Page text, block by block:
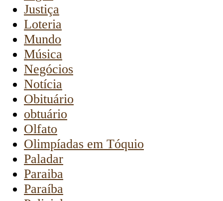
Justiça
Loteria
Mundo
Música
Negócios
Notícia
Obituário
obtuário
Olfato
Olimpíadas em Tóquio
Paladar
Paraiba
Paraíba